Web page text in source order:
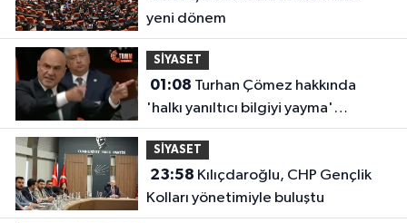
yeni dönem
SİYASET
01:08
'halkı yanıltıcı bilgiyi yayma'
soruşturması
SİYASET
23:58
Kolları yönetimiyle buluştu